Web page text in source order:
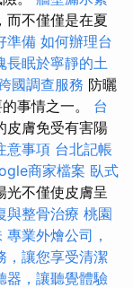
而不僅僅是在夏
準備 如何辦理台
長眠於寧靜的土
國調查服務 防曬
事情之一。 台
皮膚免受有害陽
意事項 台北記帳
商家檔案 臥式
光不僅使皮膚呈
與整骨治療 桃園
專業外燴公司，
，讓您享受清潔
器，讓聽覺體驗